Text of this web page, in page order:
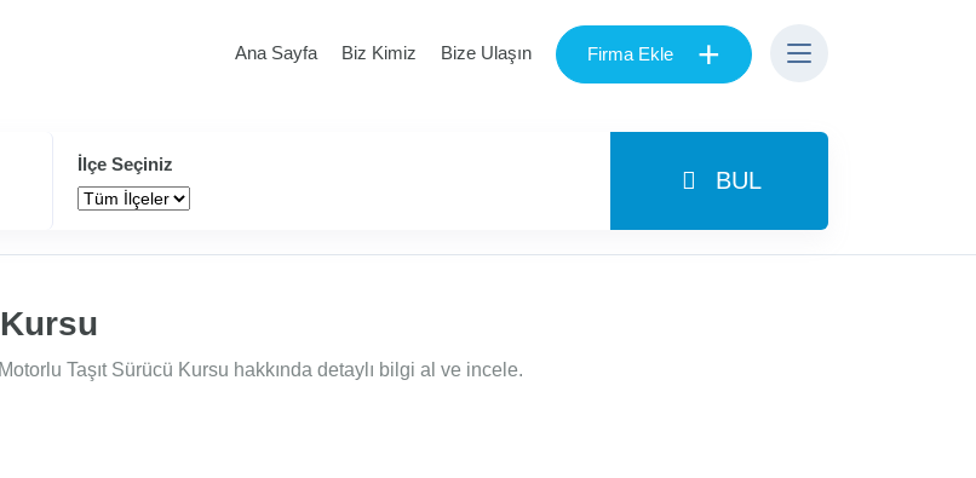
Ana Sayfa Biz Kimiz Bize Ulaşın Firma Ekle +
İlçe Seçiniz
BUL
Taşıt Sürücü Kursu hakkında detaylı bilgi al ve incele.